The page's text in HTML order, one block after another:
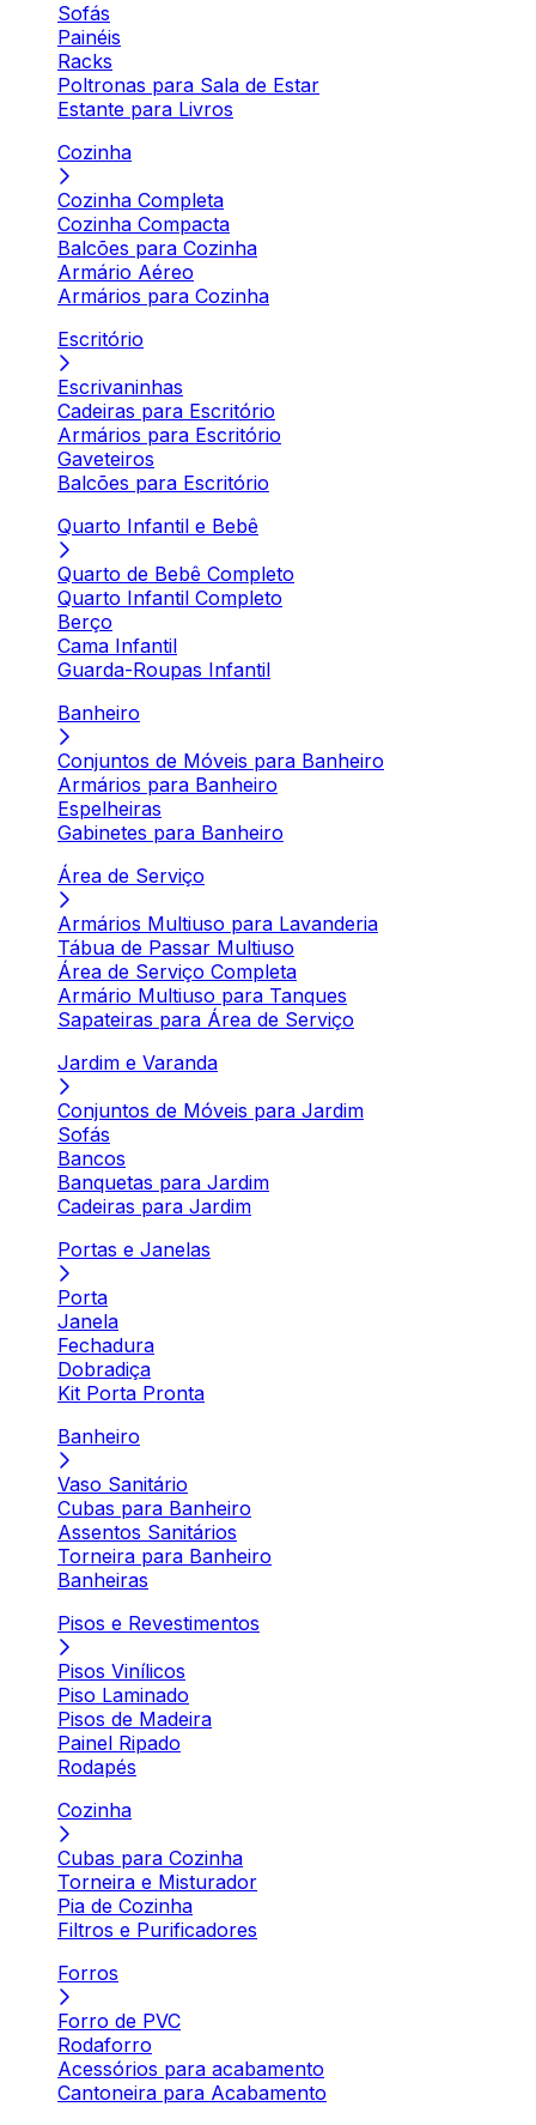
Sofás
Painéis
Racks
Poltronas para Sala de Estar
Estante para Livros
Cozinha
Cozinha Completa
Cozinha Compacta
Balcões para Cozinha
Armário Aéreo
Armários para Cozinha
Escritório
Escrivaninhas
Cadeiras para Escritório
Armários para Escritório
Gaveteiros
Balcões para Escritório
Quarto Infantil e Bebê
Quarto de Bebê Completo
Quarto Infantil Completo
Berço
Cama Infantil
Guarda-Roupas Infantil
Banheiro
Conjuntos de Móveis para Banheiro
Armários para Banheiro
Espelheiras
Gabinetes para Banheiro
Área de Serviço
Armários Multiuso para Lavanderia
Tábua de Passar Multiuso
Área de Serviço Completa
Armário Multiuso para Tanques
Sapateiras para Área de Serviço
Jardim e Varanda
Conjuntos de Móveis para Jardim
Sofás
Bancos
Banquetas para Jardim
Cadeiras para Jardim
Portas e Janelas
Porta
Janela
Fechadura
Dobradiça
Kit Porta Pronta
Banheiro
Vaso Sanitário
Cubas para Banheiro
Assentos Sanitários
Torneira para Banheiro
Banheiras
Pisos e Revestimentos
Pisos Vinílicos
Piso Laminado
Pisos de Madeira
Painel Ripado
Rodapés
Cozinha
Cubas para Cozinha
Torneira e Misturador
Pia de Cozinha
Filtros e Purificadores
Forros
Forro de PVC
Rodaforro
Acessórios para acabamento
Cantoneira para Acabamento